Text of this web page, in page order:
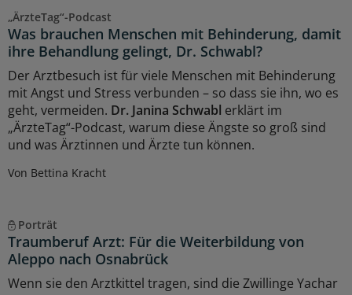
„ÄrzteTag“-Podcast
Was brauchen Menschen mit Behinderung, damit
ihre Behandlung gelingt, Dr. Schwabl?
Der Arztbesuch ist für viele Menschen mit Behinderung
mit Angst und Stress verbunden – so dass sie ihn, wo es
geht, vermeiden. Dr. Janina Schwabl erklärt im
„ÄrzteTag“-Podcast, warum diese Ängste so groß sind
und was Ärztinnen und Ärzte tun können.
Von Bettina Kracht
Porträt
Traumberuf Arzt: Für die Weiterbildung von
Aleppo nach Osnabrück
Wenn sie den Arztkittel tragen, sind die Zwillinge Yachar